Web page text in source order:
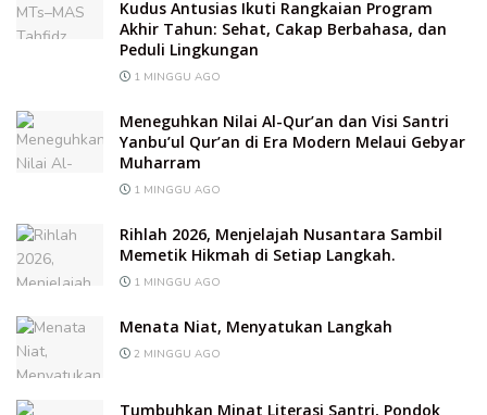
Kudus Antusias Ikuti Rangkaian Program
Akhir Tahun: Sehat, Cakap Berbahasa, dan
Peduli Lingkungan
1 MINGGU AGO
Meneguhkan Nilai Al-Qur’an dan Visi Santri
Yanbu’ul Qur’an di Era Modern Melaui Gebyar
Muharram
1 MINGGU AGO
Rihlah 2026, Menjelajah Nusantara Sambil
Memetik Hikmah di Setiap Langkah.
1 MINGGU AGO
Menata Niat, Menyatukan Langkah
2 MINGGU AGO
Tumbuhkan Minat Literasi Santri, Pondok